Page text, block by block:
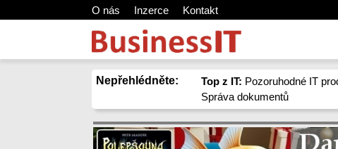
O nás Inzerce Kontakt
Nepřehlédněte: Top z IT: Pozoruhodné IT
Správa dokumentů